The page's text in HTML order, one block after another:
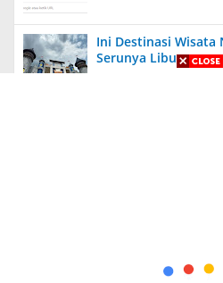
Ini Destinasi Wisata
Serunya Liburan